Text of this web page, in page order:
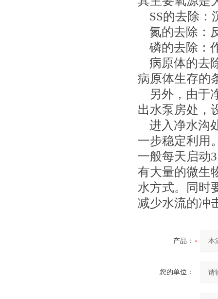
SS的去除：
氮的去除：
磷的去除：
病原体的去
病原体生存的
另外，由于
出水泵房处，
进入净水沟
一步稳定利用
一般每天启动
有大量的微生
水方式。同时
减少水流的冲
产品：
您的单位：